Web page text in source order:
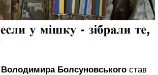
Володимира Болсуновського став